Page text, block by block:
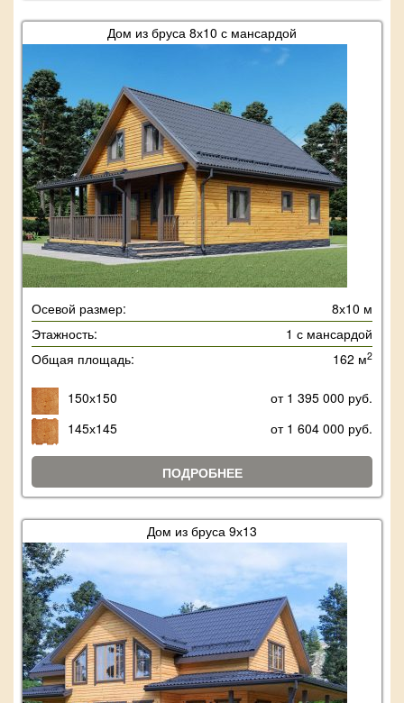
Дом из бруса 8х10 с мансардой
Осевой размер:
8х10 м
Этажность:
1 с мансардой
Общая площадь:
162 м2
150х150
от 1 395 000 руб.
145х145
от 1 604 000 руб.
ПОДРОБНЕЕ
Дом из бруса 9х13